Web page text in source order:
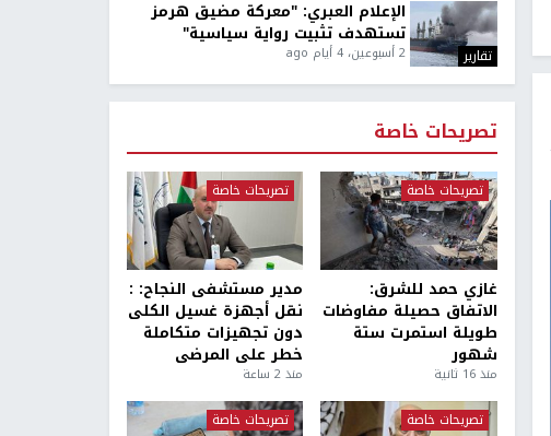
تقارير
الإعلام العبري: "معركة مضيق هرمز
تستهدف تثبيت رواية سياسية"
2 أسبوعين، 4 أيام ago
تصريحات خاصة
تصريحات خاصة
غازي حمد للشرق:
الاتفاق حصيلة مفاوضات
طويلة استمرت ستة
شهور
منذ 16 ثانية
تصريحات خاصة
مدير مستشفى النجاح: :
نقل أجهزة غسيل الكلى
دون تجهيزات متكاملة
خطر على المرضى
منذ 2 ساعة
تصريحات خاصة تصريحات خاصة